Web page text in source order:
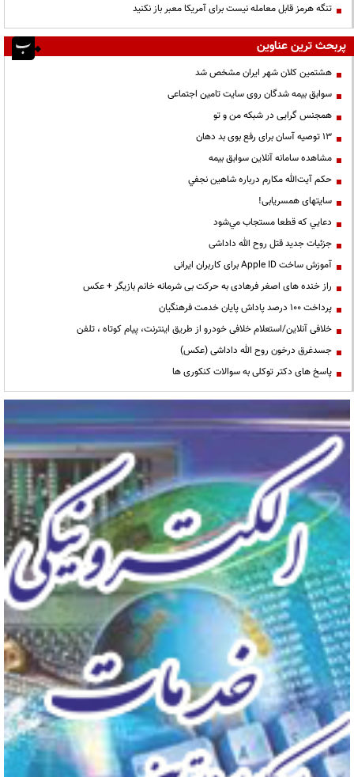
تنگه هرمز قابل معامله نیست برای آمریکا معبر باز نکنید
پربحث ترین عناوین
هشتمین کلان شهر ایران مشخص شد
سوابق بیمه شدگان روی سایت تامین اجتماعی
همجنس گرایی در شبکه من و تو
13 توصیه آسان برای رفع بوی بد دهان
مشاهده سامانه آنلاين سوابق بیمه
حكم آيت‌الله مكارم درباره شاهين نجفي
سایتهای همسریابی!
دعايي كه قطعا مستجاب مي‌شود
جزئیات جدید قتل روح الله داداشی
آموزش ساخت Apple ID برای کاربران ایرانی
راز خنده های اصغر فرهادی به حرکت بی شرمانه خانم بازیگر + عکس
پرداخت ۱۰۰ درصد پاداش پایان خدمت فرهنگیان
خلافی آنلاین/استعلام خلافی خودرو از طریق اینترنت، پیام کوتاه ، تلفن
جسدغرق درخون روح الله داداشی (عکس)
پاسخ های دکتر توکلی به سوالات کنکوری ها